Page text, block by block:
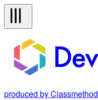
produced by Classmethod